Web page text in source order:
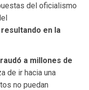
del oficialismo
en la
a millones de
de ir hacia una
no puedan